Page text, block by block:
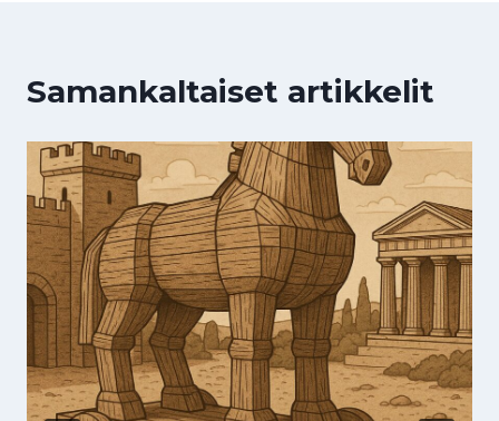
Samankaltaiset artikkelit